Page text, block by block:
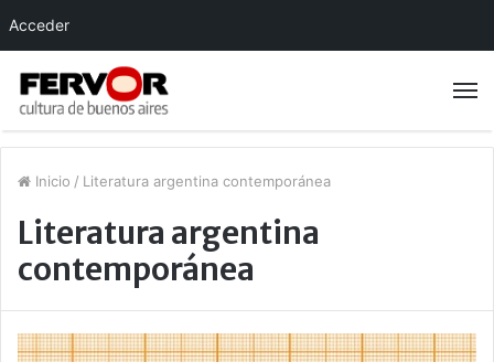
Inicio / Literatura argentina contemporánea
Literatura argentina
contemporánea
Acceder